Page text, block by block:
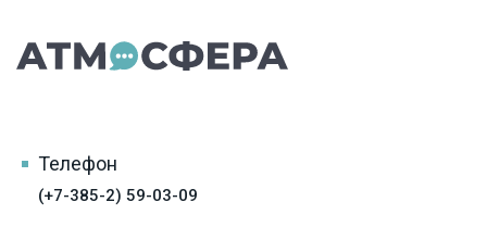
Телефон
(+7-385-2) 59-03-09